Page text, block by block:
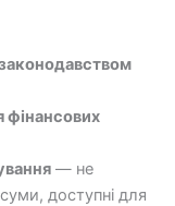
фінансових
— не
доступні для